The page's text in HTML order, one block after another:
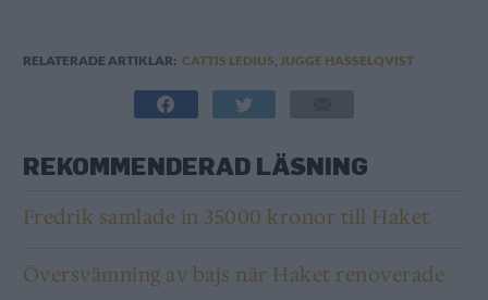
RELATERADE ARTIKLAR: CATTIS LEDIUS JUGGE HASSELQVIST
REKOMMENDERAD LÄSNING
Fredrik samlade in 35000 kronor till Haket
Översvämning av bajs när Haket renoverade